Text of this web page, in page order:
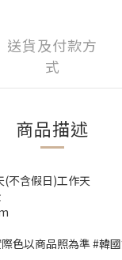
送貨及付款方
式
商品描述
不含假日)工作天
色以商品照為準 #韓